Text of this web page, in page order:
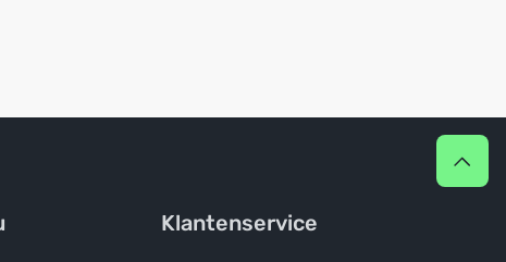
Klantenservice